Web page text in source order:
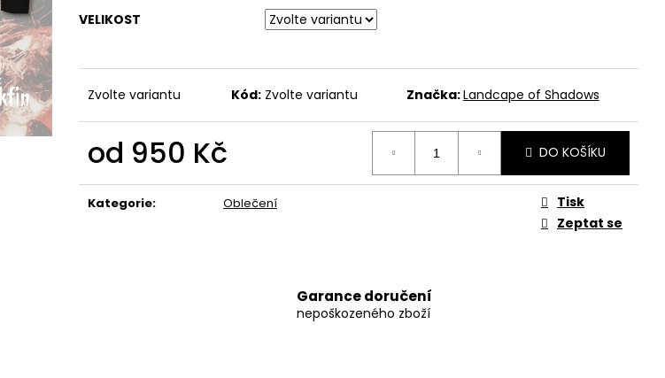
VELIKOST
Zvolte variantu Kód: Zvolte variantu Značka:Landcape of Shadows
od 950 Kč
cena:
DO KOŠÍKU
Kategorie: Oblečení
Tisk
Zeptat se
Garance doručení
nepoškozeného zboží